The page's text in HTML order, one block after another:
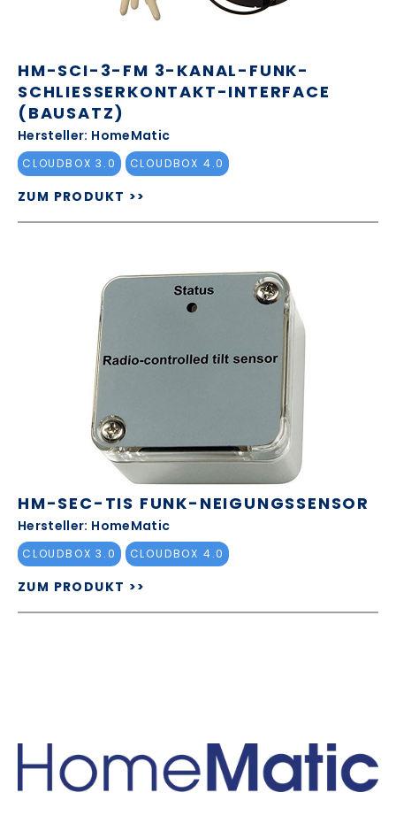
HM-SCI-3-FM 3-KANAL-FUNK-
SCHLIESSERKONTAKT-INTERFACE (
BAUSATZ)
Hersteller: HomeMatic
CLOUDBOX 3.0 CLOUDBOX 4.0
ZUM PRODUKT >>
HM-SEC-TIS FUNK-NEIGUNGSSENSOR
Hersteller: HomeMatic
CLOUDBOX 3.0 CLOUDBOX 4.0
ZUM PRODUKT >>